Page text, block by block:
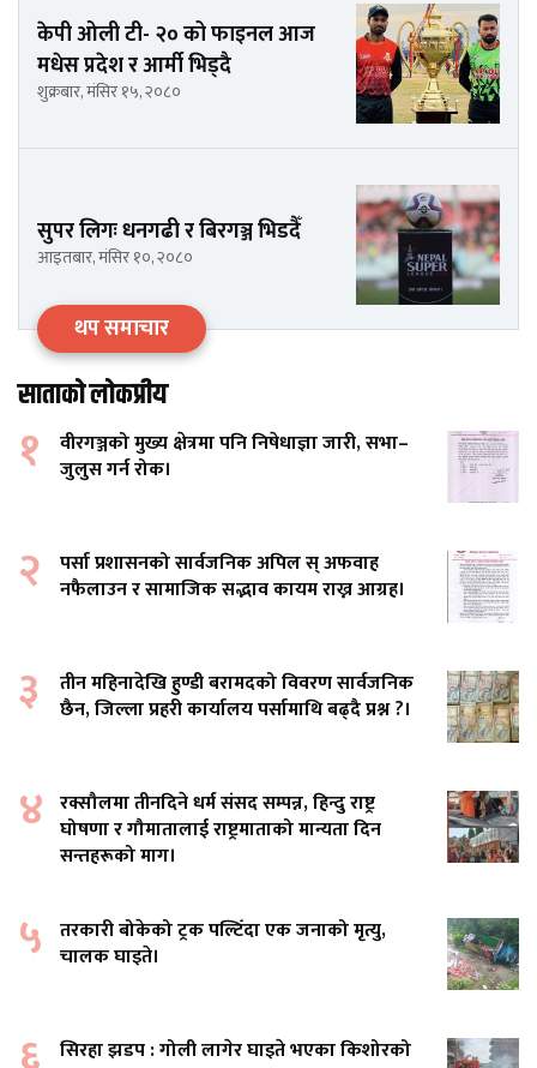
केपी ओली टी- २० को फाइनल आज
मधेस प्रदेश र आर्मी भिड्दै
शुक्रबार, मंसिर १५, २०८०
सुपर लिगः धनगढी र बिरगञ्ज भिडदैँ
आइतबार, मंसिर १०, २०८०
थप समाचार
साताको लोकप्रीय
१
वीरगञ्जको मुख्य क्षेत्रमा पनि निषेधाज्ञा जारी, सभा–
जुलुस गर्न रोक।
२
पर्सा प्रशासनको सार्वजनिक अपिल स् अफवाह
नफैलाउन र सामाजिक सद्भाव कायम राख्न आग्रह।
३
तीन महिनादेखि हुण्डी बरामदको विवरण सार्वजनिक
छैन, जिल्ला प्रहरी कार्यालय पर्सामाथि बढ्दै प्रश्न ?।
४ रक्सौलमा तीनदिने धर्म संसद सम्पन्न, हिन्दु राष्ट्र
घोषणा र गौमातालाई राष्ट्रमाताको मान्यता दिन
सन्तहरूको माग।
५ तरकारी बोकेको ट्रक पल्टिँदा एक जनाको मृत्यु,
चालक घाइते।
सिरहा झडप : गोली लागेर घाइते भएका किशोरको